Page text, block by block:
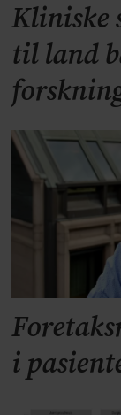
Kliniske
til land
i